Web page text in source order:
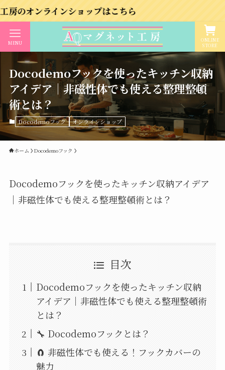
インショップはこちら
ONLINE
STORE
MENU
Docodemoフックを使ったキッチン収納
アイデア｜非磁性体でも使える整理整頓
術とは？
Docodemoフック オンラインショップ
ホーム Docodemoフック
Docodemoフックを使ったキッチン収納アイデア
｜非磁性体でも使える整理整頓術とは？
目次
Docodemoフックを使ったキッチン収納
アイデア｜非磁性体でも使える整理整頓術
とは？
🔧 Docodemoフックとは？
🧲 非磁性体でも使える！フックカバーの
魅力